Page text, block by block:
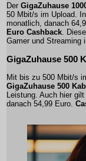
Der GigaZuhause
50 Mbit/s im Upload.
monatlich, danach
Euro Cashback .
Gamer und Streaming
GigaZuhause 500
Mit bis zu 500 Mbit/s
GigaZuhause 500
Leistung. Auch hier
danach 54,99 Euro.